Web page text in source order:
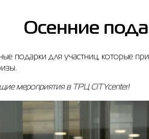
Осенние
подарки для участниц, которые
мероприятия в ТРЦ CITYcenter!